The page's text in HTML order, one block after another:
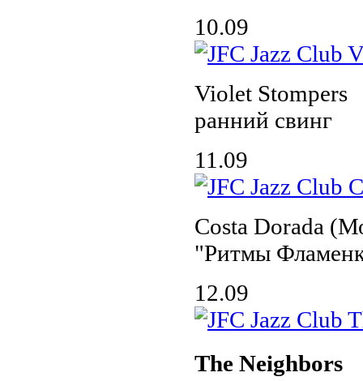
10.09
Violet Stompers
ранний свинг
11.09
Costa Dorada
"Ритмы
12.09
The Neighbors